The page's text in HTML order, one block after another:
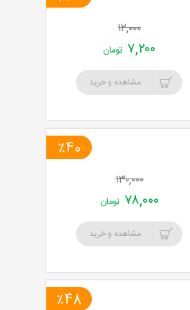
۱۲,۰۰۰
۷,۲۰۰ تومان
مشاهده و خرید
٪40
۱۳۰,۰۰۰
۷۸,۰۰۰ تومان
مشاهده و خرید
٪48